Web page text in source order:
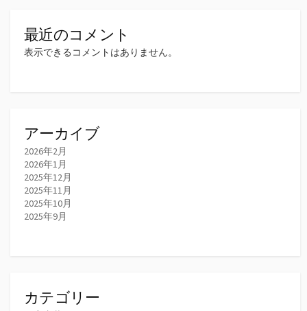
最近のコメント
表示できるコメントはありません。
アーカイブ
2026年2月
2026年1月
2025年12月
2025年11月
2025年10月
2025年9月
カテゴリー